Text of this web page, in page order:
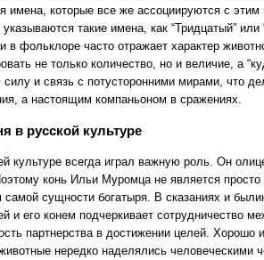
имена, которые все же ассоциируются с
такие имена, как “Тридцатый” или
в фольклоре часто отражает характер
не только количество, но и величие, а
силу и связь с потусторонними мирами, что
а настоящим компаньоном в сражениях.
в русской культуре
культуре всегда играл важную роль. Он
конь Ильи Муромца не является
самой сущности богатыря. В сказаниях и
и его конем подчеркивает сотрудничество
партнерства в достижении целей. Хорошо
нередко наделялись человеческими